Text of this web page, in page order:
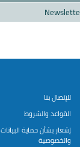
للإتصال بنا
القواعد والشروط
إشعار بشأن حماية البيانات
والخصوصية